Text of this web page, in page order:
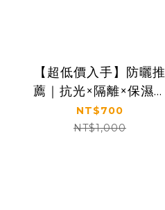
【超低價入手】防曬推
薦｜抗光×隔離×保濕｜
【KS】抗光清爽高防曬
凝露 SPF50+ ★★★★
NT$700
NT$1,000